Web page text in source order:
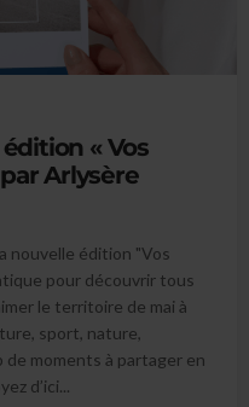
« Vos
Arlysère
nouvelle édition "Vos
pour découvrir tous
le territoire de mai à
sport, nature,
moments à partager en
d’ici...